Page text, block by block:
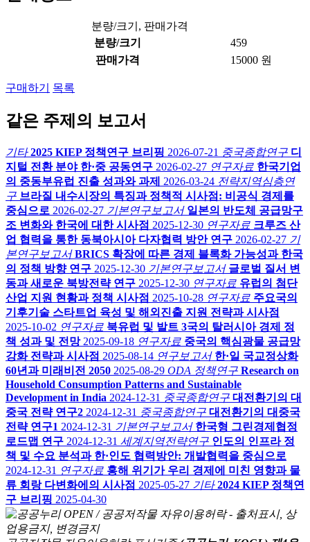
분량/크기, 판매가격
분량/크기
459
판매가격
15000 원
구매하기 목록
같은 주제의 보고서
기타 2025 KIEP 정책연구 브리핑 2026-07-21 중국종합연구 디
지털 전환 분야 한·중 공동연구 2026-02-27 연구자료 한국기업
의 중동부유럽 진출 성과와 과제
2026-03-24 전략지역심층연
구 브라질 내수시장의 특징과 정책적 시사점: 비공식 경제를
중심으로 2026-02-27 기본연구보고서 일본의 반도체 공급망구
조 변화와 한국에 대한 시사점 2025-12-30 연구자료 크루즈 산
업 협력을 통한 동북아시아 다자협력 방안 연구 2026-02-27 기
본연구보고서 BRICS 확장에 따른 경제 블록화 가능성과 한국
의 정책 방향 연구 2025-12-30 기본연구보고서 글로벌 질서 변
동과 새로운 북방전략 연구 2025-12-30 연구자료 유럽의 첨단
산업 지원 현황과 정책 시사점 2025-10-28 연구자료 주요국의
기후기술 스타트업 육성 및 해외진출 지원 전략과 시사점
2025-10-02 연구자료 북유럽 및 발트 3국의 탈러시아 경제 정
책 성과 및 전망 2025-09-18 연구자료 중국의 핵심광물 공급망
강화 전략과 시사점 2025-08-14 연구보고서 한·일 국교정상화
60년과 미래비전 2050 2025-08-29 ODA 정책연구 Research on
Household Consumption Patterns and Sustainable
Development in India 2024-12-31 중국종합연구 대전환기의 대
중국 전략 연구2 2024-12-31 중국종합연구 대전환기의 대중국
전략 연구1 2024-12-31 기본연구보고서 한국형 그린경제협정
로드맵 연구 2024-12-31 세계지역전략연구 인도의 인프라 정
책 및 수요 분석과 한·인도 협력방안: 개발협력을 중심으로
2024-12-31 연구자료 홍해 위기가 우리 경제에 미친 영향과 물
류 회랑 다변화에의 시사점 2025-05-27 기타 2024 KIEP 정책연
구 브리핑 2025-04-30